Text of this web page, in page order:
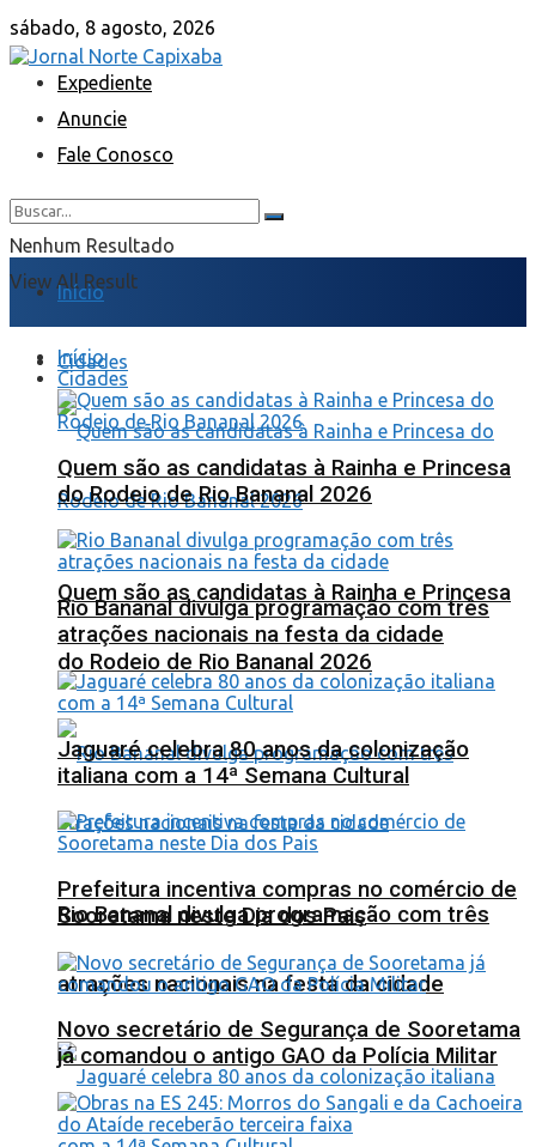
sábado, 8 agosto, 2026
Expediente
Anuncie
Fale Conosco
Nenhum Resultado
View All Result
Início
Cidades
Quem são as candidatas à Rainha e Princesa
do Rodeio de Rio Bananal 2026
Rio Bananal divulga programação com três
atrações nacionais na festa da cidade
Início
Cidades
Quem são as candidatas à Rainha e Princesa
do Rodeio de Rio Bananal 2026
Rio Bananal divulga programação com três
atrações nacionais na festa da cidade
Jaguaré celebra 80 anos da colonização
italiana com a 14ª Semana Cultural
Prefeitura incentiva compras no comércio de
Sooretama neste Dia dos Pais
Novo secretário de Segurança de Sooretama
já comandou o antigo GAO da Polícia Militar